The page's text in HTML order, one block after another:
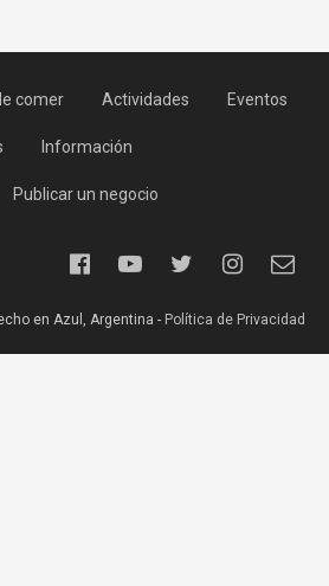
comer Actividades Eventos
Información
Publicar un negocio
en Azul, Argentina - Política de Privacidad